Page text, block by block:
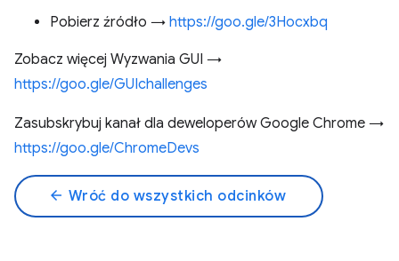
Pobierz źródło → https://goo.gle/3Hocxbq
Zobacz więcej Wyzwania GUI →
https://goo.gle/GUIchallenges
Zasubskrybuj kanał dla deweloperów Google Chrome →
https://goo.gle/ChromeDevs
arrow_back Wróć do wszystkich odcinków